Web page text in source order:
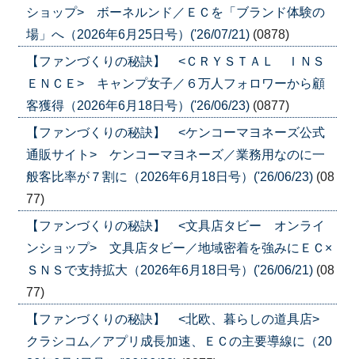
ショップ> ボーネルンド／ＥＣを「ブランド体験の
場」へ（2026年6月25日号）('26/07/21) (0878)
【ファンづくりの秘訣】 <ＣＲＹＳＴＡＬ ＩＮＳ
ＥＮＣＥ> キャンプ女子／６万人フォロワーから顧
客獲得（2026年6月18日号）('26/06/23) (0877)
【ファンづくりの秘訣】 <ケンコーマヨネーズ公式
通販サイト> ケンコーマヨネーズ／業務用なのに一
般客比率が７割に（2026年6月18日号）('26/06/23) (08
77)
【ファンづくりの秘訣】 <文具店タビー オンライ
ンショップ> 文具店タビー／地域密着を強みにＥＣ×
ＳＮＳで支持拡大（2026年6月18日号）('26/06/21) (08
77)
【ファンづくりの秘訣】 <北欧、暮らしの道具店>
クラシコム／アプリ成長加速、ＥＣの主要導線に（20